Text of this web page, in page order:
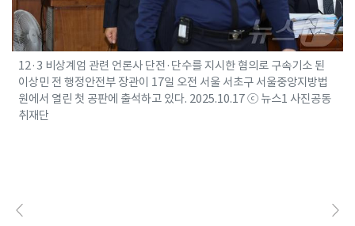
12·3 비상계엄 관련 언론사 단전·단수를 지시한 혐의로 구속기소 된
이상민 전 행정안전부 장관이 17일 오전 서울 서초구 서울중앙지방법
원에서 열린 첫 공판에 출석하고 있다. 2025.10.17 ⓒ 뉴스1 사진공동
취재단